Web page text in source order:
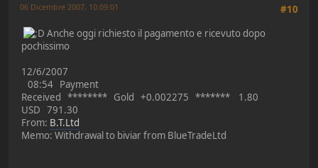
#10
06 Dicembre 2007, 10:09:01
Anche oggi richiesto il pagamento e ricevuto dopo
pochissimo
12/6/2007
08:54 Payment
Received ******** Gold +0.002275 ******* 1.80
USD 791.30
From: B.T.Ltd
Memo: Withdrawal to biviar from BlueTradeLtd